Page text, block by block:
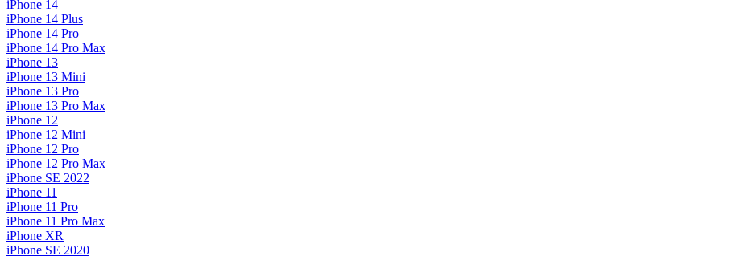
iPhone 14
iPhone 14 Plus
iPhone 14 Pro
iPhone 14 Pro Max
iPhone 13
iPhone 13 Mini
iPhone 13 Pro
iPhone 13 Pro Max
iPhone 12
iPhone 12 Mini
iPhone 12 Pro
iPhone 12 Pro Max
iPhone SE 2022
iPhone 11
iPhone 11 Pro
iPhone 11 Pro Max
iPhone XR
iPhone SE 2020